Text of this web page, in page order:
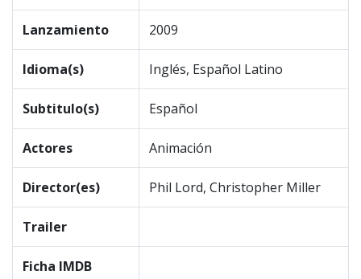
Lanzamiento 2009
Idioma(s) Inglés, Español Latino
Subtitulo(s) Español
Actores Animación
Director(es) Phil Lord, Christopher Miller
Trailer
Ficha IMDB